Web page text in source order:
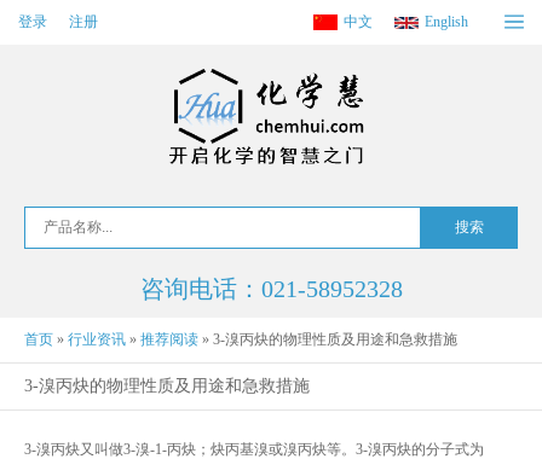
登录 注册 中文 English
咨询电话：021-58952328
首页 » 行业资讯 » 推荐阅读 » 3-溴丙炔的物理性质及用途和急救措施
3-溴丙炔的物理性质及用途和急救措施
3-溴丙炔又叫做3-溴-1-丙炔；炔丙基溴或溴丙炔等。3-溴丙炔的分子式为